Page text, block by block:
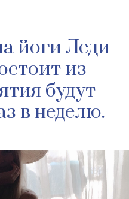
йоги Леди
из
будут
в неделю.